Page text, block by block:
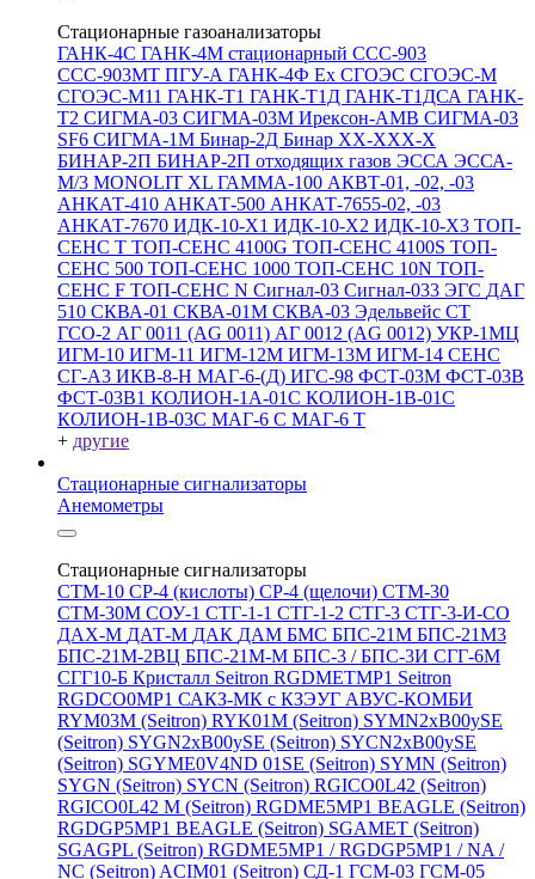
Стационарные газоанализаторы
ГАНК-4С ГАНК-4М стационарный ССС-903
ССС-903МТ ПГУ-А ГАНК-4Ф Ex СГОЭС СГОЭС-М
СГОЭС-М11 ГАНК-Т1 ГАНК-Т1Д ГАНК-Т1ДСА ГАНК-
Т2 СИГМА-03 СИГМА-03М Ирексон-АМВ СИГМА-03
SF6 СИГМА-1М Бинар-2Д Бинар ХХ-ХХХ-Х
БИНАР-2П БИНАР-2П отходящих газов ЭССА ЭССА-
М/3 MONOLIT XL ГАММА-100 АКВТ-01, -02, -03
АНКАТ-410 АНКАТ-500 АНКАТ-7655-02, -03
АНКАТ-7670 ИДК-10-Х1 ИДК-10-Х2 ИДК-10-Х3 ТОП-
СЕНС Т ТОП-СЕНС 4100G ТОП-СЕНС 4100S ТОП-
СЕНС 500 ТОП-СЕНС 1000 ТОП-СЕНС 10N ТОП-
СЕНС F ТОП-СЕНС N Сигнал-03 Сигнал-033 ЭГС ДАГ
510 СКВА-01 СКВА-01М СКВА-03 Эдельвейс СТ
ГСО-2 АГ 0011 (AG 0011) АГ 0012 (AG 0012) УКР-1МЦ
ИГМ-10 ИГМ-11 ИГМ-12М ИГМ-13М ИГМ-14 СЕНС
СГ-А3 ИКВ-8-Н МАГ-6-(Д) ИГС-98 ФСТ-03М ФСТ-03В
ФСТ-03В1 КОЛИОН-1А-01С КОЛИОН-1В-01С
КОЛИОН-1В-03С МАГ-6 С МАГ-6 Т
+ другие
Стационарные сигнализаторы
Анемометры
Стационарные сигнализаторы
СТМ-10 СР-4 (кислоты) СР-4 (щелочи) СТМ-30
СТМ-30М СОУ-1 СТГ-1-1 СТГ-1-2 СТГ-3 СТГ-3-И-CO
ДАХ-М ДАТ-М ДАК ДАМ БМС БПС-21М БПС-21М3
БПС-21М-2ВЦ БПС-21М-М БПС-3 / БПС-3И СГГ-6М
СГГ10-Б Кристалл Seitron RGDMETMP1 Seitron
RGDCO0MP1 САКЗ-МК с КЗЭУГ АВУС-КОМБИ
RYM03M (Seitron) RYK01M (Seitron) SYMN2хB00ySE
(Seitron) SYGN2xB00ySE (Seitron) SYCN2xB00ySE
(Seitron) SGYME0V4ND 01SE (Seitron) SYMN (Seitron)
SYGN (Seitron) SYCN (Seitron) RGICO0L42 (Seitron)
RGICO0L42 M (Seitron) RGDME5MP1 BEAGLE (Seitron)
RGDGP5MP1 BEAGLE (Seitron) SGAMET (Seitron)
SGAGPL (Seitron) RGDME5MP1 / RGDGP5MP1 / NA /
NC (Seitron) ACIM01 (Seitron) СД-1 ГСМ-03 ГСМ-05